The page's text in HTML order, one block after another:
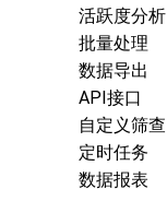
活跃度分析
批量处理
数据导出
API接口
自定义筛查
定时任务
数据报表